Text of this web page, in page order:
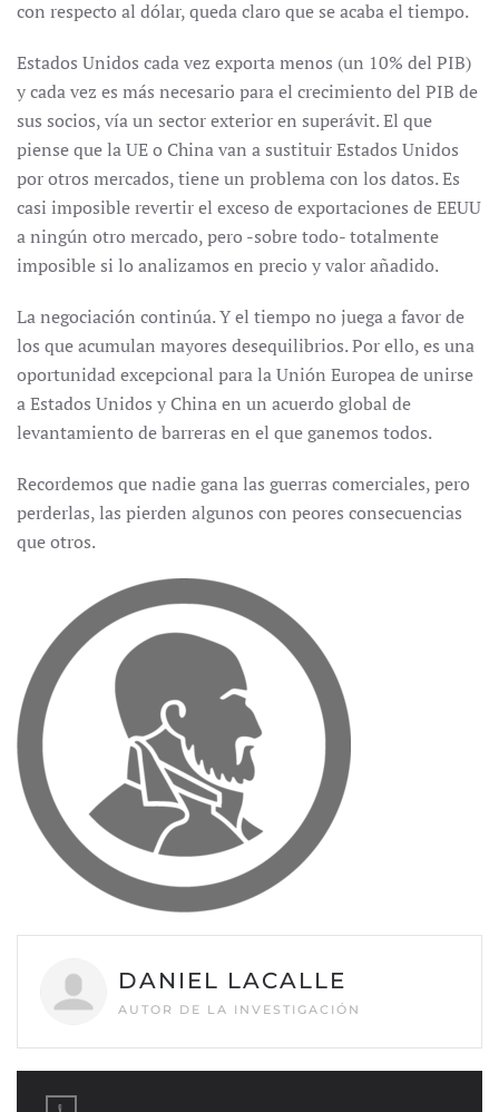
con respecto al dólar, queda claro que se acaba el tiempo.
Estados Unidos cada vez exporta menos (un 10% del PIB)
y cada vez es más necesario para el crecimiento del PIB de
sus socios, vía un sector exterior en superávit. El que
piense que la UE o China van a sustituir Estados Unidos
por otros mercados, tiene un problema con los datos. Es
casi imposible revertir el exceso de exportaciones de EEUU
a ningún otro mercado, pero -sobre todo- totalmente
imposible si lo analizamos en precio y valor añadido.
La negociación continúa. Y el tiempo no juega a favor de
los que acumulan mayores desequilibrios. Por ello, es una
oportunidad excepcional para la Unión Europea de unirse
a Estados Unidos y China en un acuerdo global de
levantamiento de barreras en el que ganemos todos.
Recordemos que nadie gana las guerras comerciales, pero
perderlas, las pierden algunos con peores consecuencias
que otros.
DANIEL LACALLE
AUTOR DE LA INVESTIGACIÓN